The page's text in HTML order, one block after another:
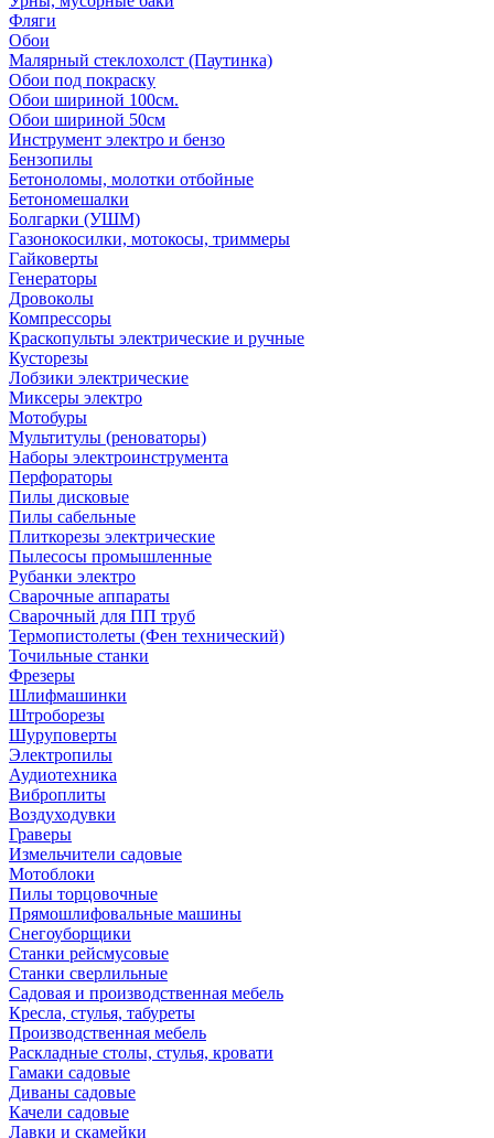
Фляги
Обои
Малярный стеклохолст (Паутинка)
Обои под покраску
Обои шириной 100см.
Обои шириной 50см
Инструмент электро и бензо
Бензопилы
Бетоноломы, молотки отбойные
Бетономешалки
Болгарки (УШМ)
Газонокосилки, мотокосы, триммеры
Гайковерты
Генераторы
Дровоколы
Компрессоры
Краскопульты электрические и ручные
Кусторезы
Лобзики электрические
Миксеры электро
Мотобуры
Мультитулы (реноваторы)
Наборы электроинструмента
Перфораторы
Пилы дисковые
Пилы сабельные
Плиткорезы электрические
Пылесосы промышленные
Рубанки электро
Сварочные аппараты
Сварочный для ПП труб
Термопистолеты (Фен технический)
Точильные станки
Фрезеры
Шлифмашинки
Штроборезы
Шуруповерты
Электропилы
Аудиотехника
Виброплиты
Воздуходувки
Граверы
Измельчители садовые
Мотоблоки
Пилы торцовочные
Прямошлифовальные машины
Снегоуборщики
Станки рейсмусовые
Станки сверлильные
Садовая и производственная мебель
Кресла, стулья, табуреты
Производственная мебель
Раскладные столы, стулья, кровати
Гамаки садовые
Диваны садовые
Качели садовые
Лавки и скамейки